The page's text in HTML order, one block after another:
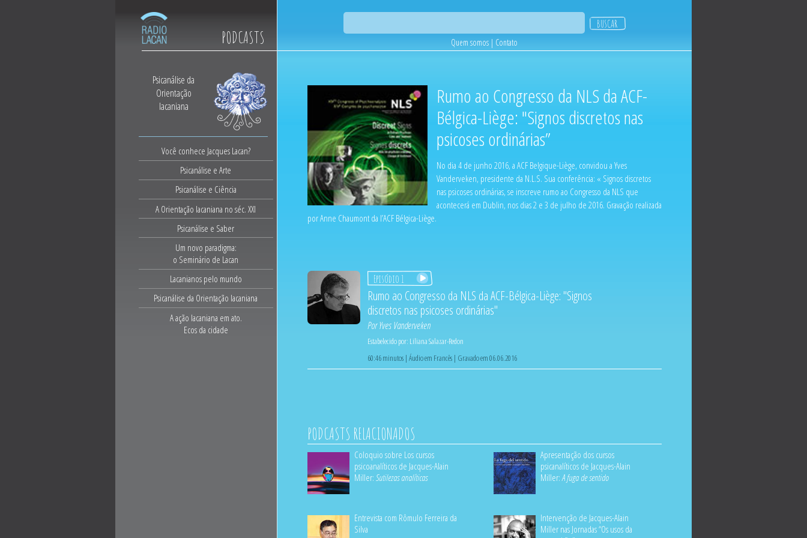
PODCASTS
Psicanálise da
Orientação
lacaniana
Você conhece Jacques Lacan?
Psicanálise e Arte
Psicanálise e Ciência
A Orientação lacaniana no séc. XXI
Psicanálise e Saber
Um novo paradigma:
o Seminário de Lacan
Lacanianos pelo mundo
Psicanálise da Orientação lacaniana
A ação lacaniana em ato.
Ecos da cidade
Quem somos | Contato
Rumo ao Congresso da NLS da ACF-
Bélgica-Liège: "Signos discretos nas
psicoses ordinárias”
No dia 4 de junho 2016, a ACF Belgique-Liège, convidou a Yves
Vanderveken, presidente da N.L.S. Sua conferência: « Signos discretos
nas psicoses ordinárias, se inscreve rumo ao Congresso da NLS que
acontecerá em Dublin, nos dias 2 e 3 de julho de 2016. Gravação realizada
por Anne Chaumont da l’ACF Bélgica-Liège.
Episódio 1
Rumo ao Congresso da NLS da ACF-Bélgica-Liège: "Signos
discretos nas psicoses ordinárias"
PorYves Vanderveken
Estabelecido por: Liliana Salazar-Redon
60:46 minutos | Áudio em Francês | Gravado em 06.06.2016
PODCASTS RELACIONADOS
Coloquio sobre Los cursos
psicoanalíticos de Jacques-Alain
Miller: Sutilezas analíticas
Apresentação dos cursos
psicanalíticos de Jacques-Alain
Miller:A fuga de sentido
Entrevista com Rômulo Ferreira da
Silva
Intervenção de Jacques-Alain
Miller nas Jornadas “Os usos da